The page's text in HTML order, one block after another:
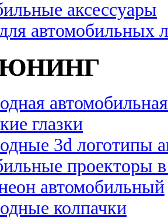
аксессуары
автомобильных
глазки
3d логотипы
проекторы
автомобильный
колпачки